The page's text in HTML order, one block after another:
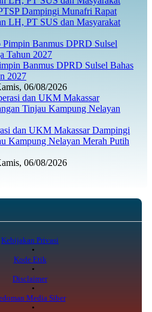
Dampingi Munafri Rapat
LH, PT SUS dan Masyarakat
Banmus DPRD Sulsel Bahas
2027
06/08/2026
dan UKM Makassar Dampingi
Kampung Nelayan Merah Putih
06/08/2026
Kebijakan Privasi
Kode Etik
Disclaimer
Media Siber